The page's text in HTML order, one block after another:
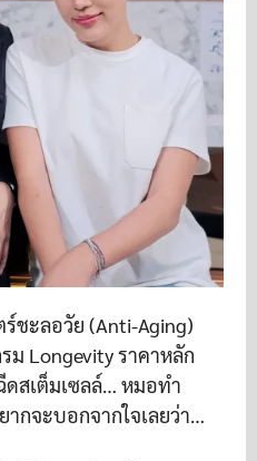
ชะลอวัย (Anti-Aging)
ม Longevity ราคาหลัก
สเต็มเซลล์… หมอทำ
กจะบอกจากใจเลยว่า…